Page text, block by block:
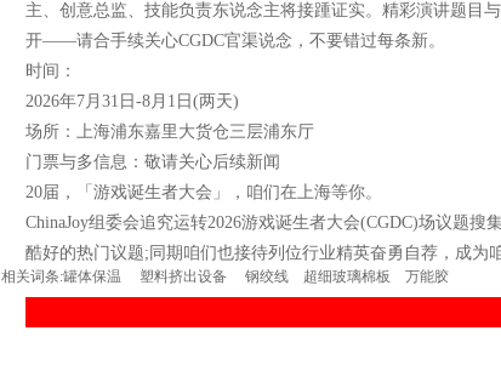
主、创意总监、技能负责东说念主将接踵证实。精彩演讲题目
开——请合手续关心CGDC官渠说念，不要错过每条新。
时间：
2026年7月31日-8月1日(两天)
场所：上海浦东嘉里大货仓三层浦东厅
门票与多信息：敬请关心后续新闻
20届，「游戏诞生者大会」，咱们在上海等你。
ChinaJoy组委会追究运转2026游戏诞生者大会(CGDC)场议题
酷好的热门议题;同期咱们也接待列位行业精英奋勇自荐，成为
相关词条:罐体保温 塑料挤出设备 钢绞线 超细玻璃棉板 万能胶